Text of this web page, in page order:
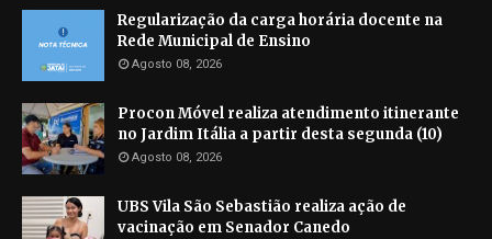
Regularização da carga horária docente na
Rede Municipal de Ensino
Agosto 08, 2026
Procon Móvel realiza atendimento itinerante
no Jardim Itália a partir desta segunda (10)
Agosto 08, 2026
UBS Vila São Sebastião realiza ação de
vacinação em Senador Canedo